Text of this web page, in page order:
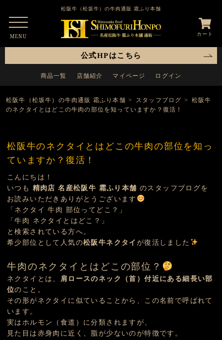
松阪牛（松坂牛）の牛肉通販 霜ふり本舗
カート
MENU
公式HPはこちら
商品一覧 店舗紹介 マイページ ログイン
松阪牛（松坂牛）の牛肉通販 霜ふり本舗 > スタッフブログ > 松阪牛
のネクタイとはどこの牛肉の部位を知っていますか？復活！
松阪牛のネクタイとはどこの牛肉の部位を知っ
ていますか？復活！
こんにちは！
いつも 精肉店 名産松阪牛 霜ふり本舗 のスタッフブログを
お読みいただきありがとうございます
「ネクタイ 牛肉 部位ってどこ？」
「牛肉 ネクタイとはどこ？」
と検索されている方へ。
希少部位として人気の松阪牛ネクタイ が復活しました
牛肉のネクタイとはどこの部位？
ネクタイとは、 肩ロースのネック（首）付近にある細長い部
位のこと。
その形がネクタイに似ていることから、この名前で呼ばれて
います。
実はホルモン（食道）に分類されますが、
見た目は赤身肉に近く、脂が少ないのが特徴です。